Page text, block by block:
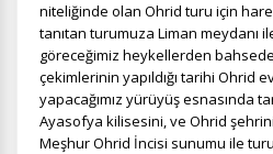
niteliğinde olan Ohrid turu için
tanıtan turumuza Liman meydanı
göreceğimiz heykellerden
çekimlerinin yapıldığı tarihi Ohrid
yapacağımız yürüyüş esnasında
Ayasofya kilisesini, ve Ohrid
Meşhur Ohrid İncisi sunumu ile